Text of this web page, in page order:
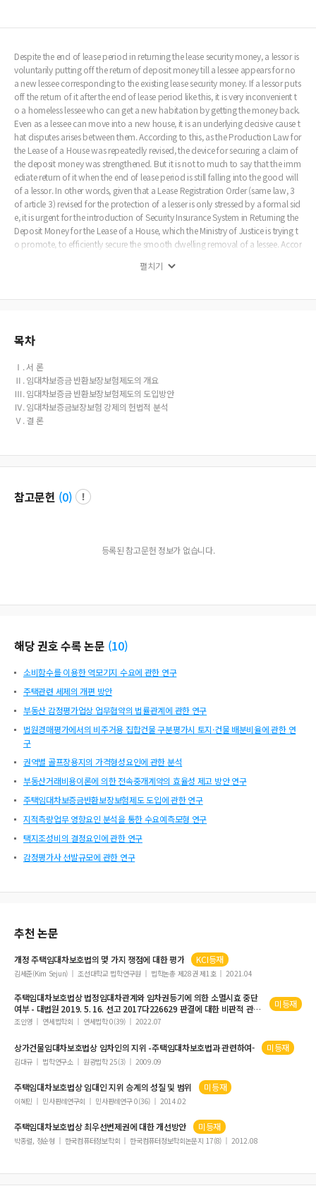
Despite the end of lease period in returning the lease security money, a lessor is
voluntarily putting off the return of deposit money till a lessee appears for no
a new lessee corresponding to the existing lease security money. If a lessor puts
off the return of it after the end of lease period like this, it is very inconvenient t
o a homeless lessee who can get a new habitation by getting the money back.
Even as a lessee can move into a new house, it is an underlying decisive cause t
hat disputes arises between them. According to this, as the Production Law for
the Lease of a House was repeatedly revised, the device for securing a claim of
the deposit money was strengthened. But it is not to much to say that the imm
ediate return of it when the end of lease period is still falling into the good will
of a lessor. In other words, given that a Lease Registration Order (same law, 3
of article 3) revised for the protection of a lesser is only stressed by a formal sid
e, it is urgent for the introduction of Security Insurance System in Returning the
Deposit Money for the Lease of a House, which the Ministry of Justice is trying t
o promote, to efficiently secure the smooth dwelling removal of a lessee. Accor
of Security Insurance System for efficient return of the deposit money for the le
펼치기
목차
Ⅰ. 서 론
Ⅱ. 임대차보증금 반환보장보험제도의 개요
Ⅲ. 임대차보증금 반환보장보험제도의 도입방안
Ⅳ. 임대차보증금보장보험 강제의 헌법적 분석
Ⅴ. 결 론
참고문헌 (0)
등록된 참고문헌 정보가 없습니다.
해당 권호 수록 논문 (10)
소비함수를 이용한 역모기지 수요에 관한 연구
주택관련 세제의 개편 방안
부동산 감정평가업상 업무협약의 법률관계에 관한 연구
법원경매평가에서의 비주거용 집합건물 구분평가시 토지·건물 배분비율에 관한 연
구
권역별 골프장용지의 가격형성요인에 관한 분석
부동산거래비용이론에 의한 전속중개계약의 효율성 제고 방안 연구
주택임대차보증금반환보장보험제도 도입에 관한 연구
지적측량업무 영향요인 분석을 통한 수요예측모형 연구
택지조성비의 결정요인에 관한 연구
감정평가사 선발규모에 관한 연구
추천 논문
개정주택임대차보호법의 몇 가지 쟁점에 대한 평가 KCI등재
김세준(Kim Sejun) 조선대학교 법학연구원 법학논총 제28권 제1호 2021.04
주택임대차보호법상 법정임대차관계와 임차권등기에 의한 소멸시효 중단
여부 - 대법원 2019. 5. 16. 선고 2017다226629 판결에 대한 비판적 관점
에서 -
미등재
조인영 연세법학회 연세법학 0(39) 2022.07
상가건물임대차보호법상 임차인의 지위 -주택임대차보호법과 관련하여- 미등재
김대규 법학연구소 원광법학 25(3) 2009.09
주택임대차보호법상 임대인 지위 승계의 성질 및 범위 미등재
이혜민 민사판례연구회 민사판례연구 0(36) 2014.02
주택임대차보호법상 최우선변제권에 대한 개선방안 미등재
박종렬, 정순형 한국컴퓨터정보학회 한국컴퓨터정보학회논문지 17(8) 2012.08